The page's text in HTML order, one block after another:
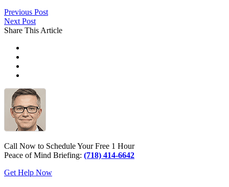
Previous Post
Next Post
Share This Article
Call Now to Schedule Your Free 1 Hour
Peace of Mind Briefing: (718) 414-6642
Get Help Now